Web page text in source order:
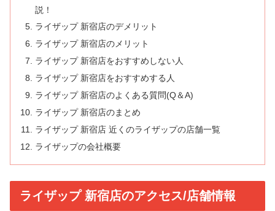
説！
ライザップ 新宿店のデメリット
ライザップ 新宿店のメリット
ライザップ 新宿店をおすすめしない人
ライザップ 新宿店をおすすめする人
ライザップ 新宿店のよくある質問(Q＆A)
ライザップ 新宿店のまとめ
ライザップ 新宿店 近くのライザップの店舗一覧
ライザップの会社概要
ライザップ 新宿店のアクセス/店舗情報